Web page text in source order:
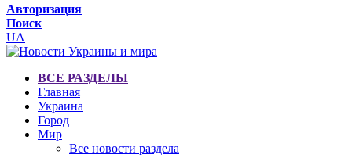
Авторизация
Поиск
UA
ВСЕ РАЗДЕЛЫ
Главная
Украина
Город
Мир
Все новости раздела